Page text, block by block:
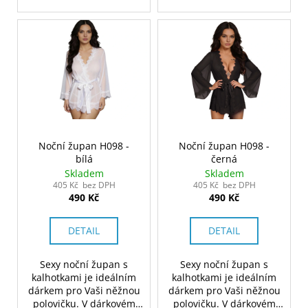
Noční župan H098 -
bílá
Skladem
405 Kč bez DPH
490 Kč
DETAIL
Sexy noční župan s
kalhotkami je ideálním
dárkem pro Vaši něžnou
polovičku. V dárkovém
Noční župan H098 -
černá
Skladem
405 Kč bez DPH
490 Kč
DETAIL
Sexy noční župan s
kalhotkami je ideálním
dárkem pro Vaši něžnou
polovičku. V dárkovém